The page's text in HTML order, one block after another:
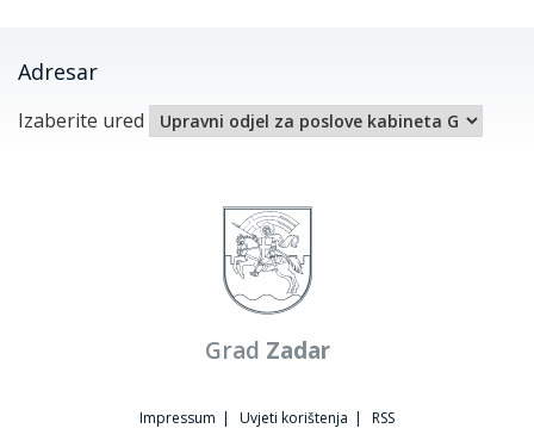
Adresar
Izaberite ured
Grad Zadar
Impressum | Uvjeti korištenja | RSS